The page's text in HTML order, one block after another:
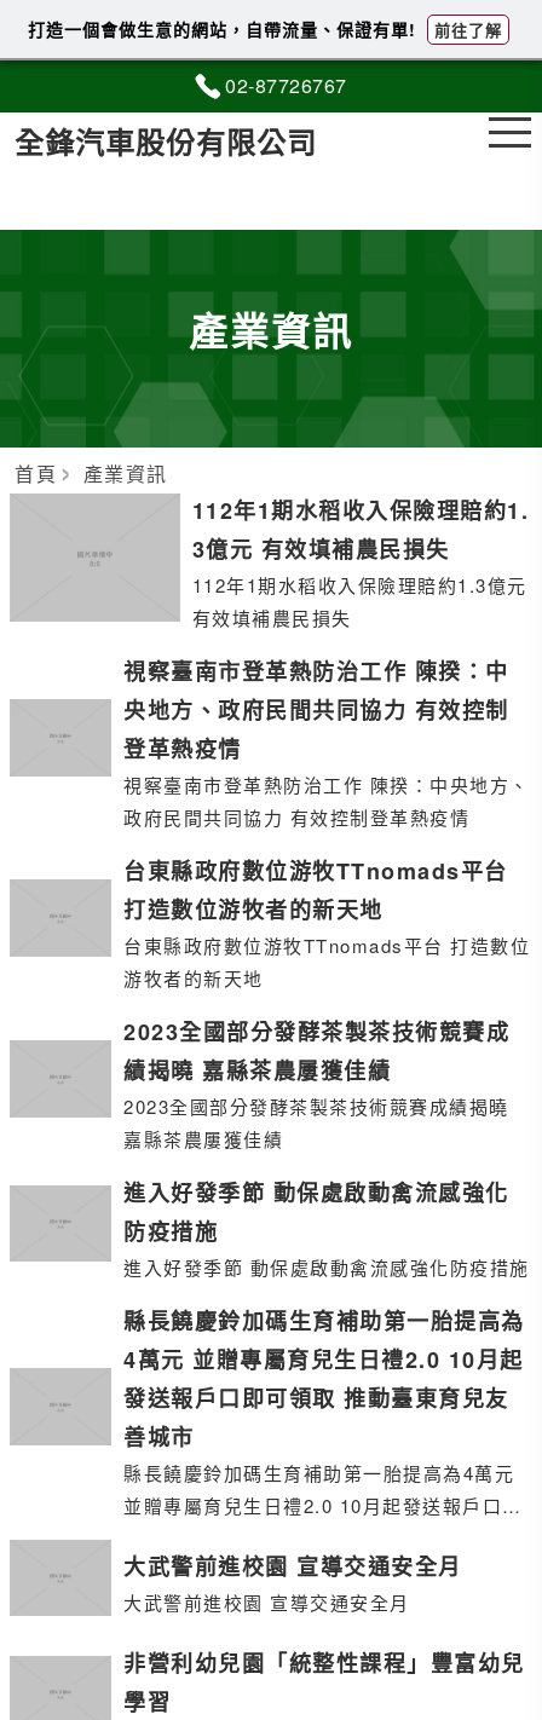
02-87726767
全鋒汽車股份有限公司
產業資訊
首頁 產業資訊
112年1期水稻收入保險理賠約1.
3億元 有效填補農民損失
112年1期水稻收入保險理賠約1.3億元
有效填補農民損失
視察臺南市登革熱防治工作 陳揆：中
央地方、政府民間共同協力 有效控制
登革熱疫情
視察臺南市登革熱防治工作 陳揆：中央地方、
政府民間共同協力 有效控制登革熱疫情
台東縣政府數位游牧TTnomads平台
打造數位游牧者的新天地
台東縣政府數位游牧TTnomads平台 打造數位
游牧者的新天地
2023全國部分發酵茶製茶技術競賽成
績揭曉 嘉縣茶農屢獲佳績
2023全國部分發酵茶製茶技術競賽成績揭曉
嘉縣茶農屢獲佳績
進入好發季節 動保處啟動禽流感強化
防疫措施
進入好發季節 動保處啟動禽流感強化防疫措施
縣長饒慶鈴加碼生育補助第一胎提高為
4萬元 並贈專屬育兒生日禮2.0 10月起
發送報戶口即可領取 推動臺東育兒友
善城市
縣長饒慶鈴加碼生育補助第一胎提高為4萬元
並贈專屬育兒生日禮2.0 10月起發送報戶口即
大武警前進校園 宣導交通安全月
大武警前進校園 宣導交通安全月
非營利幼兒園「統整性課程」豐富幼兒
學習
打造一個會做生意的網站，自帶流量、保證有單! 前往了解